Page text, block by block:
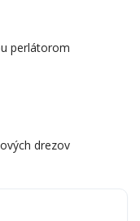
perlátorom
drezov